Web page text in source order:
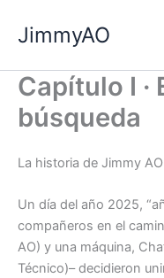
JimmyAO
Capítulo I ·
búsqueda
La historia de Jimmy
Un día del año 2025,
compañeros en el
AO) y una máquina,
Técnico)– decidieron